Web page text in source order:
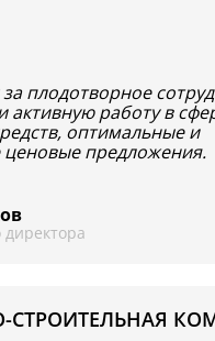
плодотворное
активную работу в
оптимальные и
предложения.
СТРОИТЕЛЬНАЯ